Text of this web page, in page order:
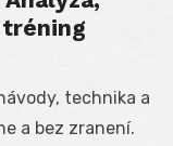
technika a
a bez zranení.